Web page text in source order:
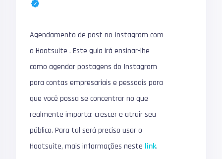
Agendamento de post no Instagram com
oHootsuite. Este guia irá ensinar-lhe
como agendar postagens do Instagram
para contas empresariais e pessoais para
que você possa se concentrar no que
realmente importa: crescer e atrair seu
público. Para tal será preciso usar o
Hootsuite, mais informações neste link.